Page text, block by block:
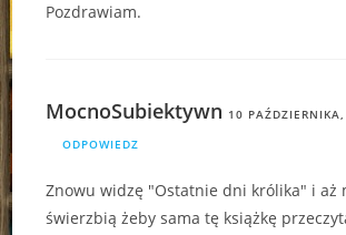
Pozdrawiam.
MocnoSubiektywn 10
ODPOWIEDZ
Znowu widzę "Ostatnie dni królika" i aż
świerzbią żeby sama tę książkę